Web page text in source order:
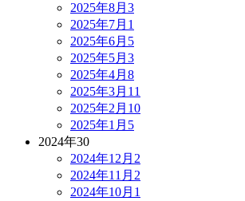
2025年8月 3
2025年7月 1
2025年6月 5
2025年5月 3
2025年4月 8
2025年3月 11
2025年2月 10
2025年1月 5
2024年30
2024年12月 2
2024年11月 2
2024年10月 1